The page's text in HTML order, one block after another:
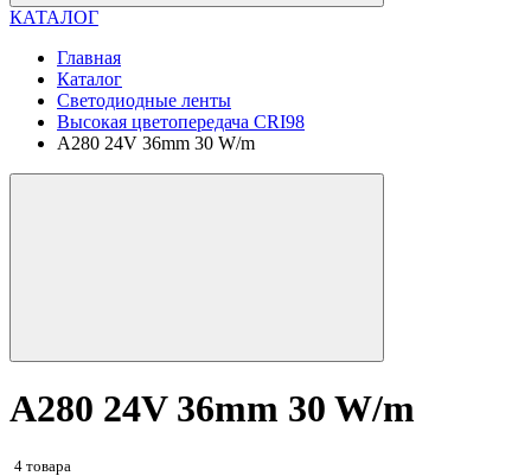
КАТАЛОГ
Главная
Каталог
Светодиодные ленты
Высокая цветопередача CRI98
A280 24V 36mm 30 W/m
A280 24V 36mm 30 W/m
4 товара